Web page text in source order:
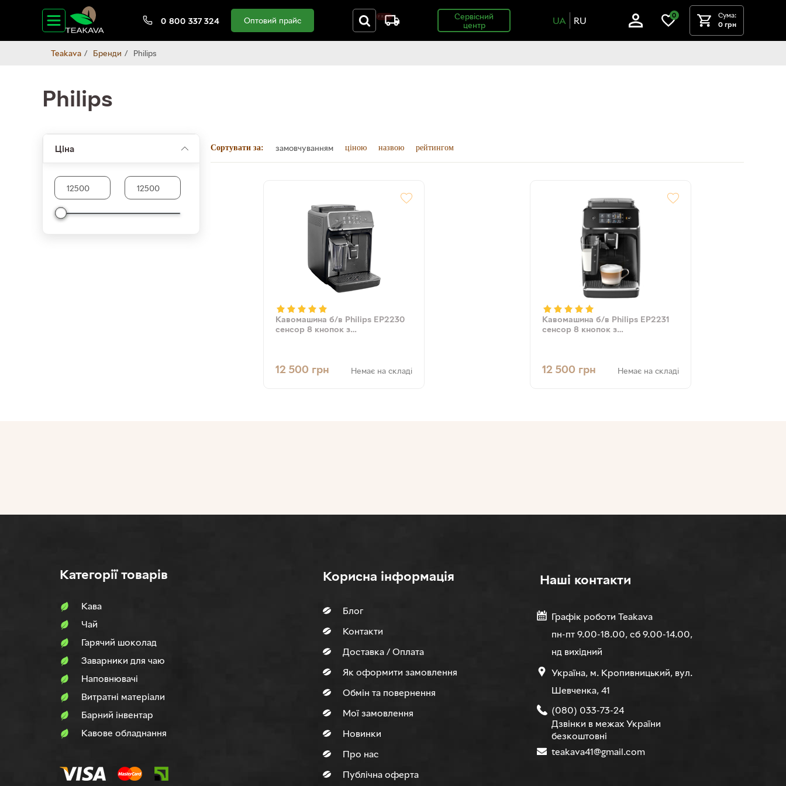
0 800 337 324 Оптовий прайс
Сервісний
центр
UA RU 0
Сума:
0 грн
Teakava Бренди Philips
Philips
Ціна Сортувати за: замовчуванням ціною назвою рейтингом
Кавомашина б/в Philips EP2230
сенсор 8 кнопок з
12 500 грн Немає на складі
Кавомашина б/в Philips EP2231
сенсор 8 кнопок з
12 500 грн Немає на складі
Категорії товарів
Кава
Чай
Гарячий шоколад
Заварники для чаю
Наповнювачi
Витратні матеріали
Барний інвентар
Кавове обладнання
Корисна інформація
Блог
Контакти
Доставка / Оплата
Як оформити замовлення
Обмін та повернення
Мої замовлення
Новинки
Про нас
Публічна оферта
Нашi контакти
Графік роботи Teakava
пн-пт 9.00-18.00, сб 9.00-14.00,
нд вихідний
Україна, м. Кропивницький, вул.
Шевченка, 41
(080) 033-73-24
Дзвінки в межах України
безкоштовні
teakava41@gmail.com